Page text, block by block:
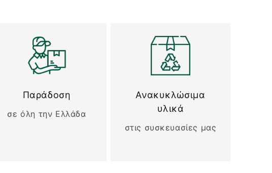
Παράδοση
σε όλη την Ελλάδα
Ανακυκλώσιμα
υλικά
στις συσκευασίες μας